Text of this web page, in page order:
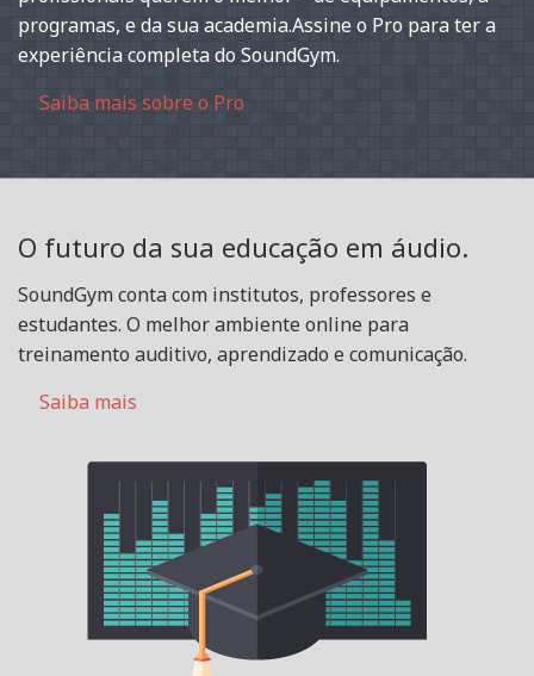
programas, e da sua academia.Assine o Pro para ter a
experiência completa do SoundGym.
Saiba mais sobre o Pro
O futuro da sua educação em áudio.
SoundGym conta com institutos, professores e
estudantes. O melhor ambiente online para
treinamento auditivo, aprendizado e comunicação.
Saiba mais